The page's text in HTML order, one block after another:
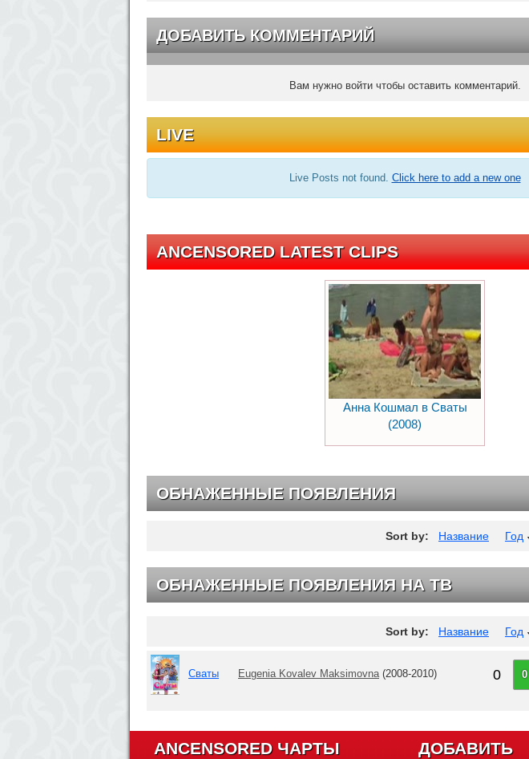
ДОБАВИТЬ КОММЕНТАРИЙ
Вам нужно войти чтобы оставить комментарий.
LIVE
Live Posts not found. Click here to add a new one
ANCENSORED LATEST CLIPS
Анна Кошмал в Сваты
(2008)
ОБНАЖЕННЫЕ ПОЯВЛЕНИЯ
Sort by: Название Год
ОБНАЖЕННЫЕ ПОЯВЛЕНИЯ НА ТВ
Sort by: Название Год
Сваты Eugenia Kovalev Maksimovna(2008-2010) 0
ANCENSORED ЧАРТЫ ДОБАВИТЬ